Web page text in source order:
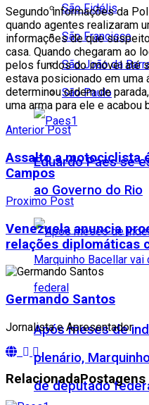
São Fidélis
São Francisco
São João da
São Paulo
Eduardo Paes se
ao Governo do Rio
Após meses de
plenário,
de deputado
Segundo informações da
quando agentes realizaram
informações de que
casa. Quando chegaram ao
pelos fundos do imóvel até
estava posicionado em uma
determinou ordem de
uma arma para ele e acabou
Anterior Post
Assalto a motociclista
Campos
Proximo Post
Venezuela anuncia
relações diplomáticas
Germando Santos
Jornalista e Apresentador
RelacionadaPostagens